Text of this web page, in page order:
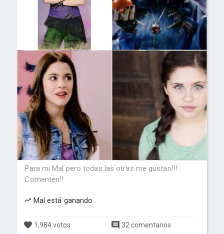
Para mi Mal pero todas las otras me gustan!!!
Comenten!!
Mal está ganando
1,984 votos 32 comentarios